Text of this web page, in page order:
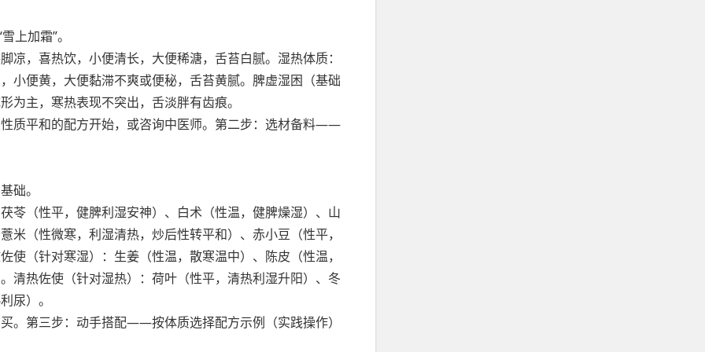
上加霜”。
凉，喜热饮，小便清长，大便稀溏，舌苔白腻。湿热体质：
小便黄，大便黏滞不爽或便秘，舌苔黄腻。脾虚湿困（基础
为主，寒热表现不突出，舌淡胖有齿痕。
质平和的配方开始，或咨询中医师。第二步：选材备料——
础。
苓（性平，健脾利湿安神）、白术（性温，健脾燥湿）、山
米（性微寒，利湿清热，炒后性转平和）、赤小豆（性平，
使（针对寒湿）：生姜（性温，散寒温中）、陈皮（性温，
清热佐使（针对湿热）：荷叶（性平，清热利湿升阳）、冬
尿）。
。第三步：动手搭配——按体质选择配方示例（实践操作）